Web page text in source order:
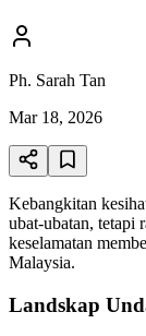
Ph. Sarah Tan
Mar 18, 2026
Kebangkitan
ubat-ubatan, tetapi
keselamatan
Malaysia.
Landskap